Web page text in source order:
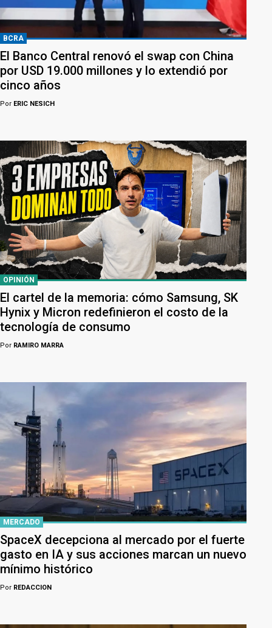
BCRA
El Banco Central renovó el swap con China
por USD 19.000 millones y lo extendió por
cinco años
Por ERIC NESICH
OPINIÓN
El cartel de la memoria: cómo Samsung, SK
Hynix y Micron redefinieron el costo de la
tecnología de consumo
Por RAMIRO MARRA
MERCADO
SpaceX decepciona al mercado por el fuerte
gasto en IA y sus acciones marcan un nuevo
mínimo histórico
Por REDACCION